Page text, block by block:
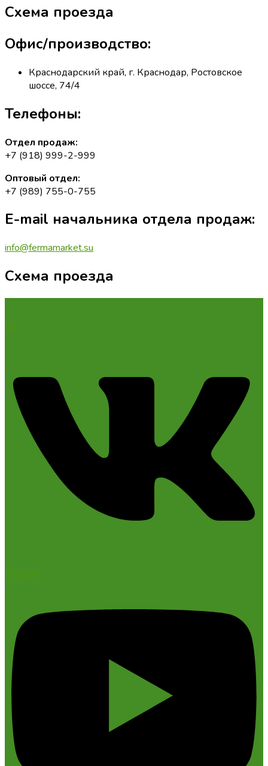
Схема проезда
Офис/производство:
Краснодарский край, г. Краснодар, Ростовское
шоссе, 74/4
Телефоны:
Отдел продаж:
+7 (918) 999-2-999
Оптовый отдел:
+7 (989) 755-0-755
E-mail начальника отдела продаж:
info@fermamarket.su
Схема проезда
Vk
Youtube